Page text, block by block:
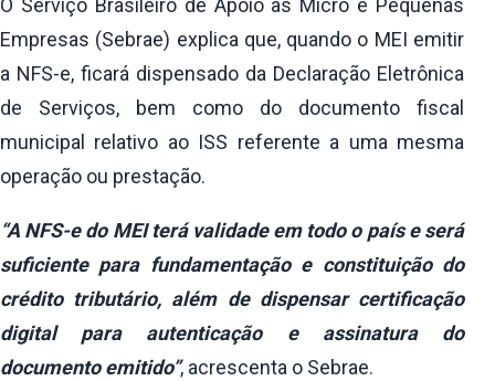
O Serviço Brasileiro de Apoio às Micro e Pequenas
Empresas (Sebrae) explica que, quando o MEI emitir
a NFS-e, ficará dispensado da Declaração Eletrônica
de Serviços, bem como do documento fiscal
municipal relativo ao ISS referente a uma mesma
operação ou prestação.
“A NFS-e do MEI terá validade em todo o país e será
suficiente para fundamentação e constituição do
crédito tributário, além de dispensar certificação
digital para autenticação e assinatura do
documento emitido”, acrescenta o Sebrae.